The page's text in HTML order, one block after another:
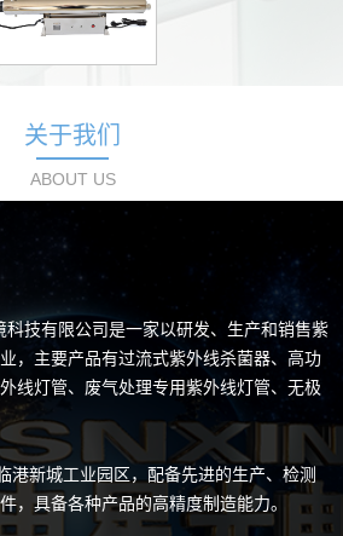
关于我们
ABOUT US
技有限公司是一家以研发、生产和销售紫
，主要产品有过流式紫外线杀菌器、高功
线灯管、废气处理专用紫外线灯管、无极
新城工业园区，配备先进的生产、检测
，具备各种产品的高精度制造能力。